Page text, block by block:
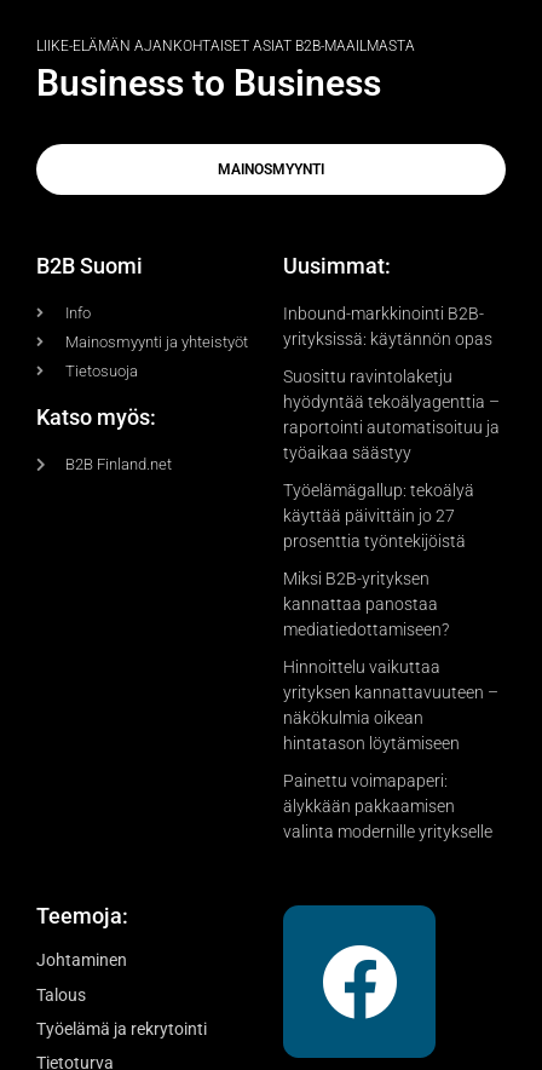
LIIKE-ELÄMÄN AJANKOHTAISET ASIAT B2B-MAAILMASTA
Business to Business
MAINOSMYYNTI
B2B Suomi
Info
Mainosmyynti ja yhteistyöt
Tietosuoja
Katso myös:
B2B Finland.net
Uusimmat:
Inbound-markkinointi B2B-
yrityksissä: käytännön opas
Suosittu ravintolaketju
hyödyntää tekoälyagenttia –
raportointi automatisoituu ja
työaikaa säästyy
Työelämägallup: tekoälyä
käyttää päivittäin jo 27
prosenttia työntekijöistä
Miksi B2B-yrityksen
kannattaa panostaa
mediatiedottamiseen?
Hinnoittelu vaikuttaa
yrityksen kannattavuuteen –
näkökulmia oikean
hintatason löytämiseen
Painettu voimapaperi:
älykkään pakkaamisen
valinta modernille yritykselle
Teemoja:
Johtaminen
Talous
Työelämä ja rekrytointi
Tietoturva